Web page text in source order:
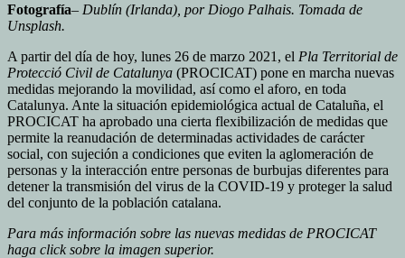
Fotografía– Dublín (Irlanda), por Diogo Palhais. Tomada de
Unsplash.
A partir del día de hoy, lunes 26 de marzo 2021, el Pla Territorial de
Protecció Civil de Catalunya (PROCICAT) pone en marcha nuevas
medidas mejorando la movilidad, así como el aforo, en toda
Catalunya. Ante la situación epidemiológica actual de Cataluña, el
PROCICAT ha aprobado una cierta flexibilización de medidas que
permite la reanudación de determinadas actividades de carácter
social, con sujeción a condiciones que eviten la aglomeración de
personas y la interacción entre personas de burbujas diferentes para
detener la transmisión del virus de la COVID-19 y proteger la salud
del conjunto de la población catalana.
Para más información sobre las nuevas medidas de PROCICAT
haga click sobre la imagen superior.